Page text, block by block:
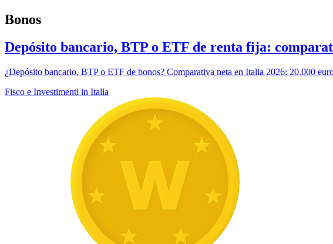
Bonos
Depósito bancario, BTP o ETF de renta fija:
¿Depósito bancario, BTP o ETF de bonos? Comparativa neta en Italia 2026: 20.000
Fisco e Investimenti in Italia